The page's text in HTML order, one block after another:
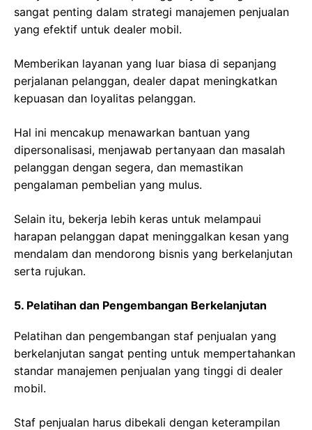
sangat penting dalam strategi manajemen penjualan
yang efektif untuk dealer mobil.
Memberikan layanan yang luar biasa di sepanjang
perjalanan pelanggan, dealer dapat meningkatkan
kepuasan dan loyalitas pelanggan.
Hal ini mencakup menawarkan bantuan yang
dipersonalisasi, menjawab pertanyaan dan masalah
pelanggan dengan segera, dan memastikan
pengalaman pembelian yang mulus.
Selain itu, bekerja lebih keras untuk melampaui
harapan pelanggan dapat meninggalkan kesan yang
mendalam dan mendorong bisnis yang berkelanjutan
serta rujukan.
5. Pelatihan dan Pengembangan Berkelanjutan
Pelatihan dan pengembangan staf penjualan yang
berkelanjutan sangat penting untuk mempertahankan
standar manajemen penjualan yang tinggi di dealer
mobil.
Staf penjualan harus dibekali dengan keterampilan